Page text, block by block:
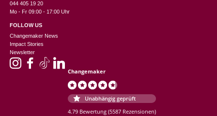
044 405 19 20
Mo - Fr 09:00 - 17:00 Uhr
FOLLOW US
Changemaker News
Impact Stories
Newsletter
Changemaker
Unabhängig geprüft
4.79 Bewertung (5587 Rezensionen)